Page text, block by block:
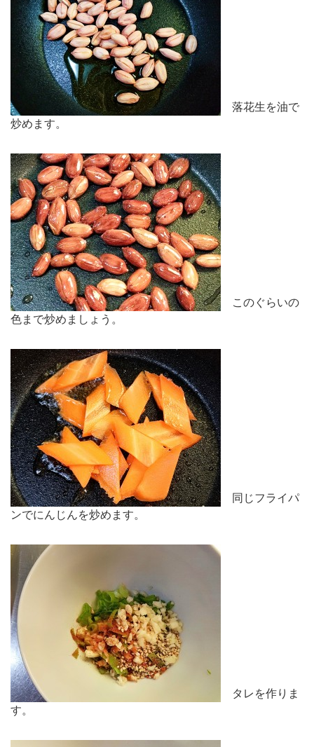
落花生を油で
炒めます。
このぐらいの
色まで炒めましょう。
同じフライパ
ンでにんじんを炒めます。
タレを作りま
す。